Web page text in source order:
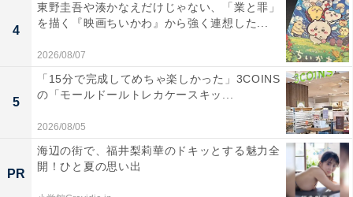
4
東野圭吾や湊かなえだけじゃない、「業と罪」
を描く『映画ちいかわ』から強く連想した...
2026/08/07
5
「15分で完成してめちゃ楽しかった」3COINS
の「モールドールトレカケースキッ...
2026/08/05
PR
海辺の街で、福井梨莉華のドキッとする魅力全
開！ひと夏の思い出